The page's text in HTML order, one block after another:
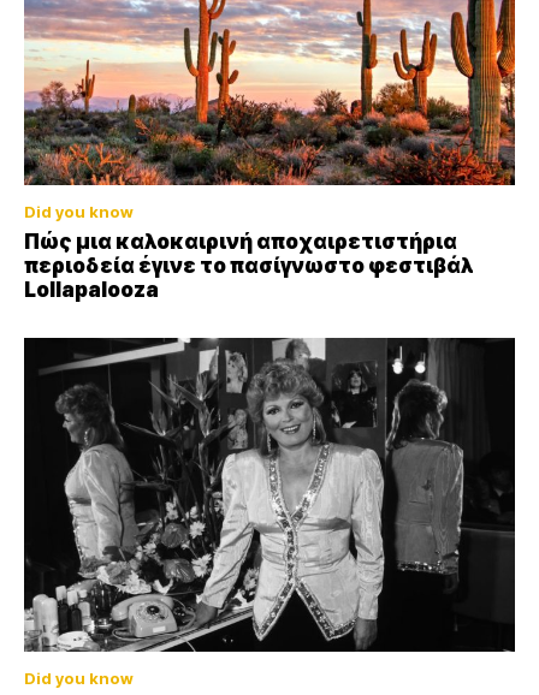
Did you know
Πώς μια καλοκαιρινή αποχαιρετιστήρια
περιοδεία έγινε το πασίγνωστο φεστιβάλ
Lollapalooza
Did you know